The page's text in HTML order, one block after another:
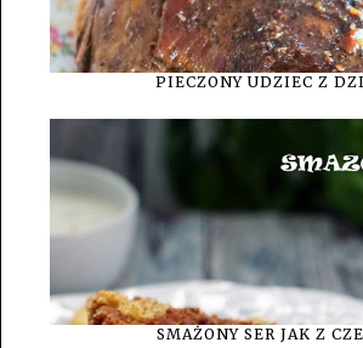
PIECZONY UDZIEC Z
SMAŻONY SER JAK Z